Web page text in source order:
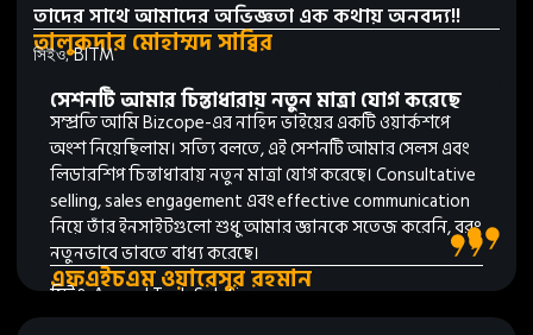
তাদের সাথে আমাদের অভিজ্ঞতা এক কথায় অনবদ্য!!
তালুকদার মোহাম্মদ সাব্বির
সিইও, BITM
সেশনটি আমার চিন্তাধারায় নতুন মাত্রা যোগ করেছে
সম্প্রতি আমি Bizcope-এর নাহিদ ভাইয়ের একটি ওয়ার্কশপে
অংশ নিয়েছিলাম। সত্যি বলতে, এই সেশনটি আমার সেলস এবং
লিডারশিপ চিন্তাধারায় নতুন মাত্রা যোগ করেছে। Consultative
selling, sales engagement এবং effective communication
নিয়ে তাঁর ইনসাইটগুলো শুধু আমার জ্ঞানকে সতেজ করেনি, বরং
নতুনভাবে ভাবতে বাধ্য করেছে।
এফএইচএম ওয়ারেসুর রহমান
সিইও, Accord Tech Solutions